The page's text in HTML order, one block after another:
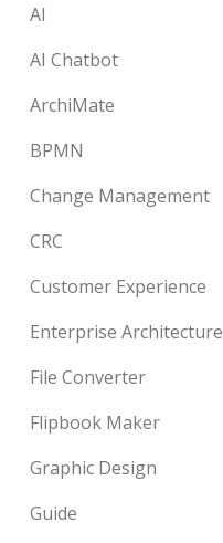
AI
AI Chatbot
ArchiMate
BPMN
Change Management
CRC
Customer Experience
Enterprise Architecture
File Converter
Flipbook Maker
Graphic Design
Guide